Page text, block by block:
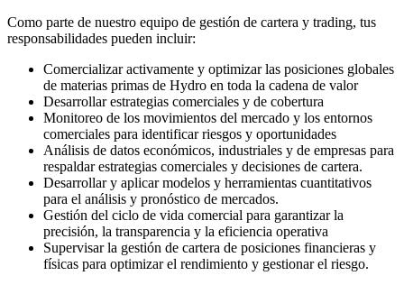
Como parte de nuestro equipo de gestión de cartera y trading, tus
responsabilidades pueden incluir:
Comercializar activamente y optimizar las posiciones globales
de materias primas de Hydro en toda la cadena de valor
Desarrollar estrategias comerciales y de cobertura
Monitoreo de los movimientos del mercado y los entornos
comerciales para identificar riesgos y oportunidades
Análisis de datos económicos, industriales y de empresas para
respaldar estrategias comerciales y decisiones de cartera.
Desarrollar y aplicar modelos y herramientas cuantitativos
para el análisis y pronóstico de mercados.
Gestión del ciclo de vida comercial para garantizar la
precisión, la transparencia y la eficiencia operativa
Supervisar la gestión de cartera de posiciones financieras y
físicas para optimizar el rendimiento y gestionar el riesgo.